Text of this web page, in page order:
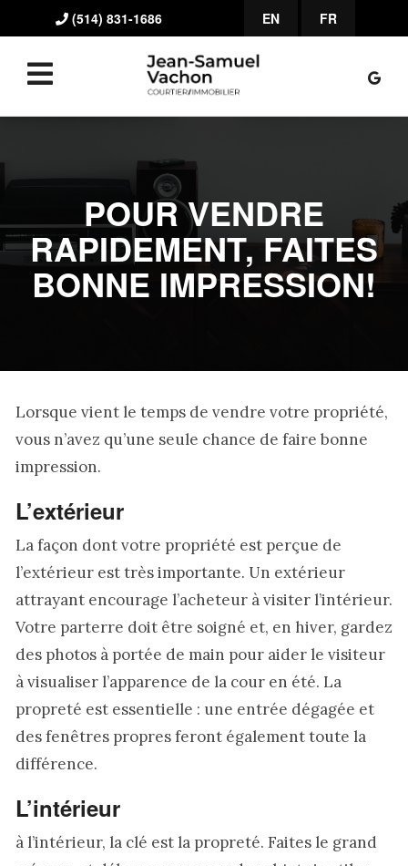
(514) 831-1686 EN FR
POUR VENDRE
RAPIDEMENT, FAITES
BONNE IMPRESSION!
Lorsque vient le temps de vendre votre propriété,
vous n’avez qu’une seule chance de faire bonne
impression.
L’extérieur
La façon dont votre propriété est perçue de
l’extérieur est très importante. Un extérieur
attrayant encourage l’acheteur à visiter l’intérieur.
Votre parterre doit être soigné et, en hiver, gardez
des photos à portée de main pour aider le visiteur
à visualiser l’apparence de la cour en été. La
propreté est essentielle : une entrée dégagée et
des fenêtres propres feront également toute la
différence.
L’intérieur
à l’intérieur, la clé est la propreté. Faites le grand